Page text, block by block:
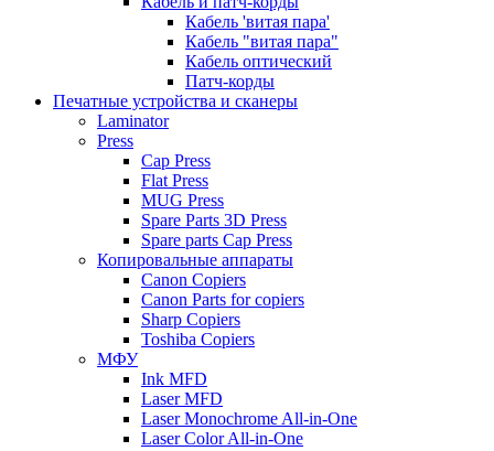
Кабель 'витая пара'
Кабель "витая пара"
Кабель оптический
Патч-корды
Печатные устройства и сканеры
Laminator
Press
Cap Press
Flat Press
MUG Press
Spare Parts 3D Press
Spare parts Cap Press
Копировальные аппараты
Canon Copiers
Canon Parts for copiers
Sharp Copiers
Toshiba Copiers
МФУ
Ink MFD
Laser MFD
Laser Monochrome All-in-One
Laser Color All-in-One